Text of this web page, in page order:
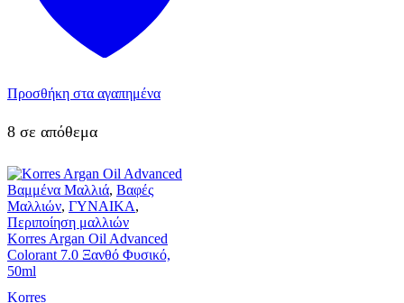
Προσθήκη στα αγαπημένα
8 σε απόθεμα
Βαμμένα Μαλλιά, Βαφές
Μαλλιών, ΓΥΝΑΙΚΑ,
Περιποίηση μαλλιών
Korres Argan Oil Advanced
Colorant 7.0 Ξανθό Φυσικό,
50ml
Korres